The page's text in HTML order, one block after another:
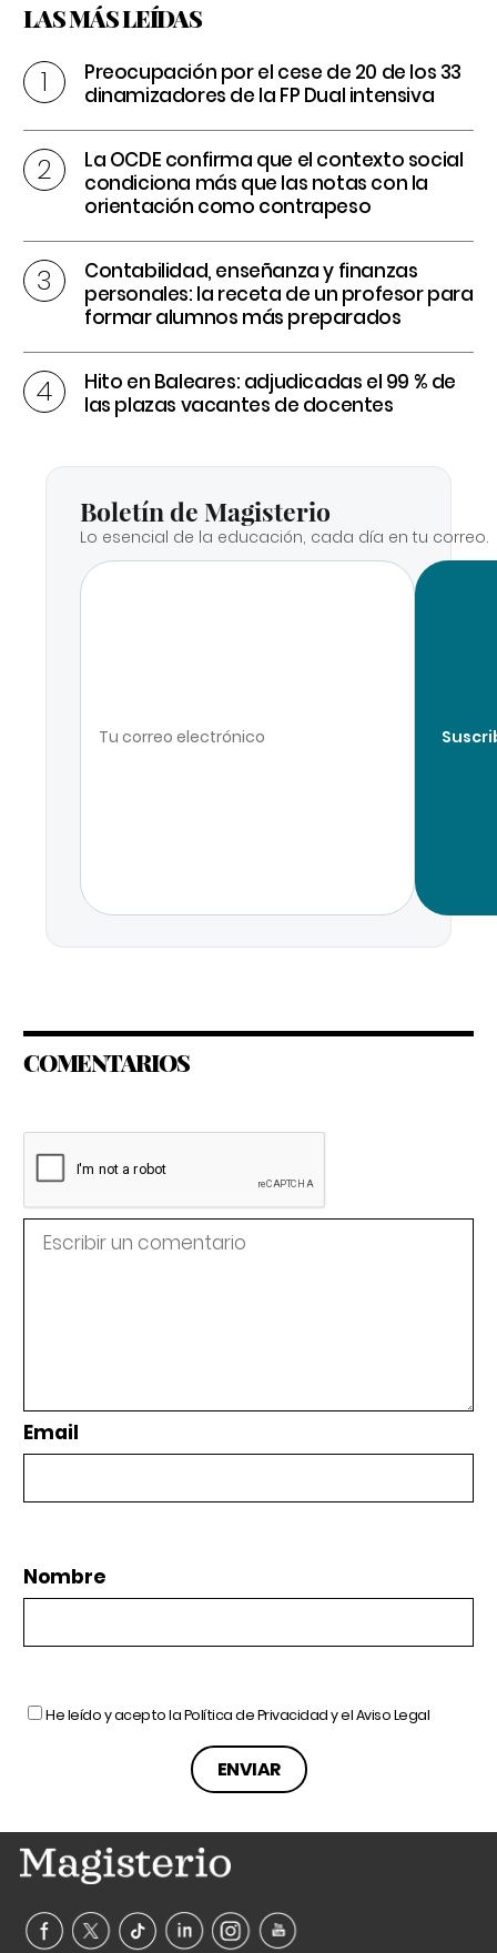
LAS MÁS LEÍDAS
Preocupación por el cese de 20 de los 33
dinamizadores de la FP Dual intensiva
La OCDE confirma que el contexto social
condiciona más que las notas con la
orientación como contrapeso
Contabilidad, enseñanza y finanzas
personales: la receta de un profesor para
formar alumnos más preparados
Hito en Baleares: adjudicadas el 99 % de
las plazas vacantes de docentes
Boletín de Magisterio
Lo esencial de la educación, cada día en tu correo.
COMENTARIOS
Email
Nombre
He leído y acepto laPolítica de Privacidady elAviso Legal